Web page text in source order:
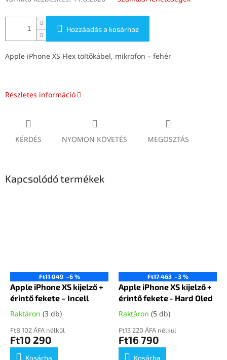
Hozzáadás a kosárhoz
Apple iPhone XS Flex töltőkábel, mikrofon – fehér
Részletes információ
KÉRDÉS NYOMON KÖVETÉS MEGOSZTÁS
Kapcsolódó termékek
Ft11 049 –6 %
Apple iPhone XS kijelző +
érintő fekete – Incell
Raktáron (3 db)
Ft8 102 ÁFA nélkül
Ft10 290
Kosárba
Ft17 463 –3 %
Apple iPhone XS kijelző +
érintő fekete - Hard Oled
Raktáron (5 db)
Ft13 220 ÁFA nélkül
Ft16 790
Kosárba